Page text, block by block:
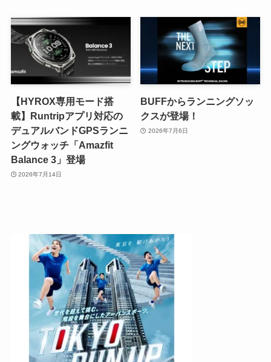
【HYROX専用モード搭
載】Runtripアプリ対応の
デュアルバンドGPSランニ
ングウォッチ「Amazfit
Balance 3」登場
2026年7月14日
BUFFからランニングソッ
クスが登場！
2026年7月6日